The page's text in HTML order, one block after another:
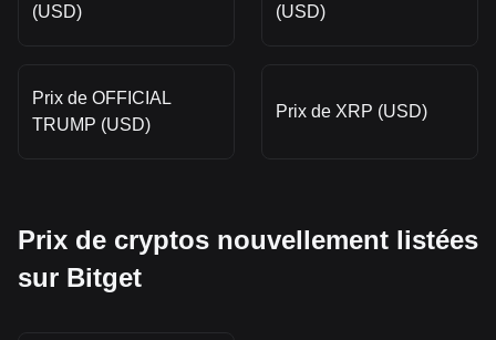
(USD)
(USD)
Prix de OFFICIAL
TRUMP (USD)
Prix de XRP (USD)
Prix de cryptos nouvellement listées
sur Bitget